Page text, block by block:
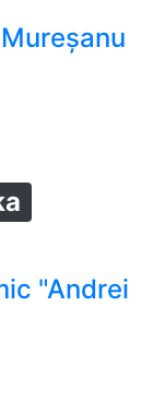
"Andrei